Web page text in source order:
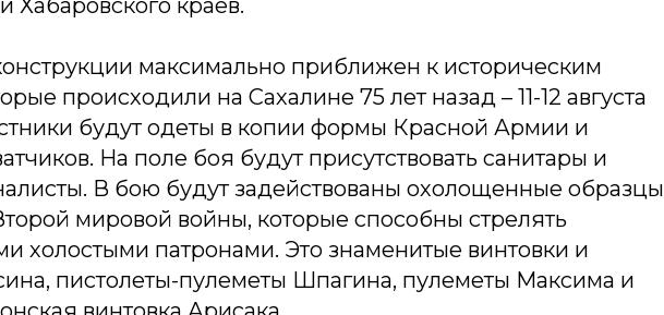
Хабаровского краев.
максимально приближен к историческим
происходили на Сахалине 75 лет назад – 11-12 августа
будут одеты в копии формы Красной Армии и
На поле боя будут присутствовать санитары и
В бою будут задействованы охолощенные образцы
мировой войны, которые способны стрелять
холостыми патронами. Это знаменитые винтовки и
пистолеты-пулеметы Шпагина, пулеметы Максима и